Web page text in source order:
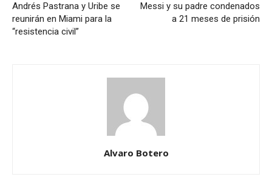
Andrés Pastrana y Uribe se
reunirán en Miami para la
“resistencia civil”
Messi y su padre condenados
a 21 meses de prisión
Alvaro Botero